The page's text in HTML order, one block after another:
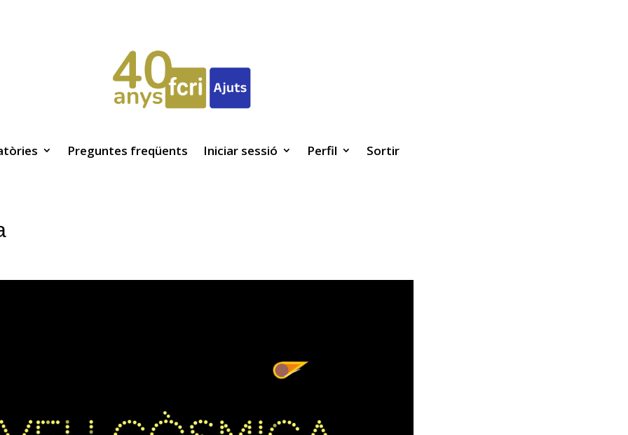
Preguntes freqüents Iniciar sessió Perfil Sortir